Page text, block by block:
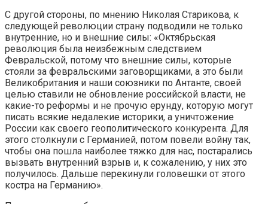
С другой стороны, по мнению Николая Старикова, к
следующей революции страну подводили не только
внутренние, но и внешние силы: «Октябрьская
революция была неизбежным следствием
Февральской, потому что внешние силы, которые
стояли за февральскими заговорщиками, а это были
Великобритания и наши союзники по Антанте, своей
целью ставили не обновление российской власти, не
какие-то реформы и не прочую ерунду, которую могут
писать всякие недалекие историки, а уничтожение
России как своего геополитического конкурента. Для
этого столкнули с Германией, потом повели войну так,
чтобы она пошла наиболее тяжко для нас, постарались
вызвать внутренний взрыв и, к сожалению, у них это
получилось. Дальше перекинули головешки от этого
костра на Германию».